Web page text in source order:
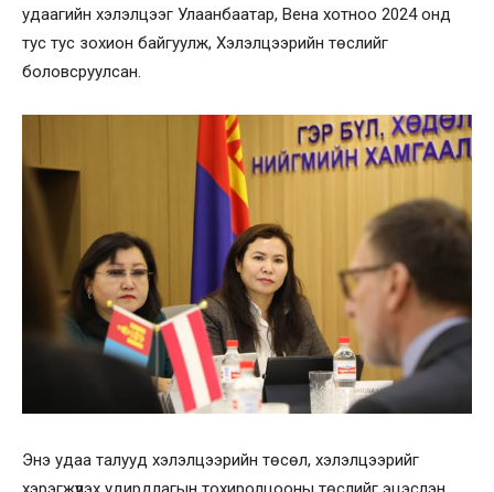
удаагийн хэлэлцээг Улаанбаатар, Вена хотноо 2024 онд
тус тус зохион байгуулж, Хэлэлцээрийн төслийг
боловсруулсан.
Энэ удаа талууд хэлэлцээрийн төсөл, хэлэлцээрийг